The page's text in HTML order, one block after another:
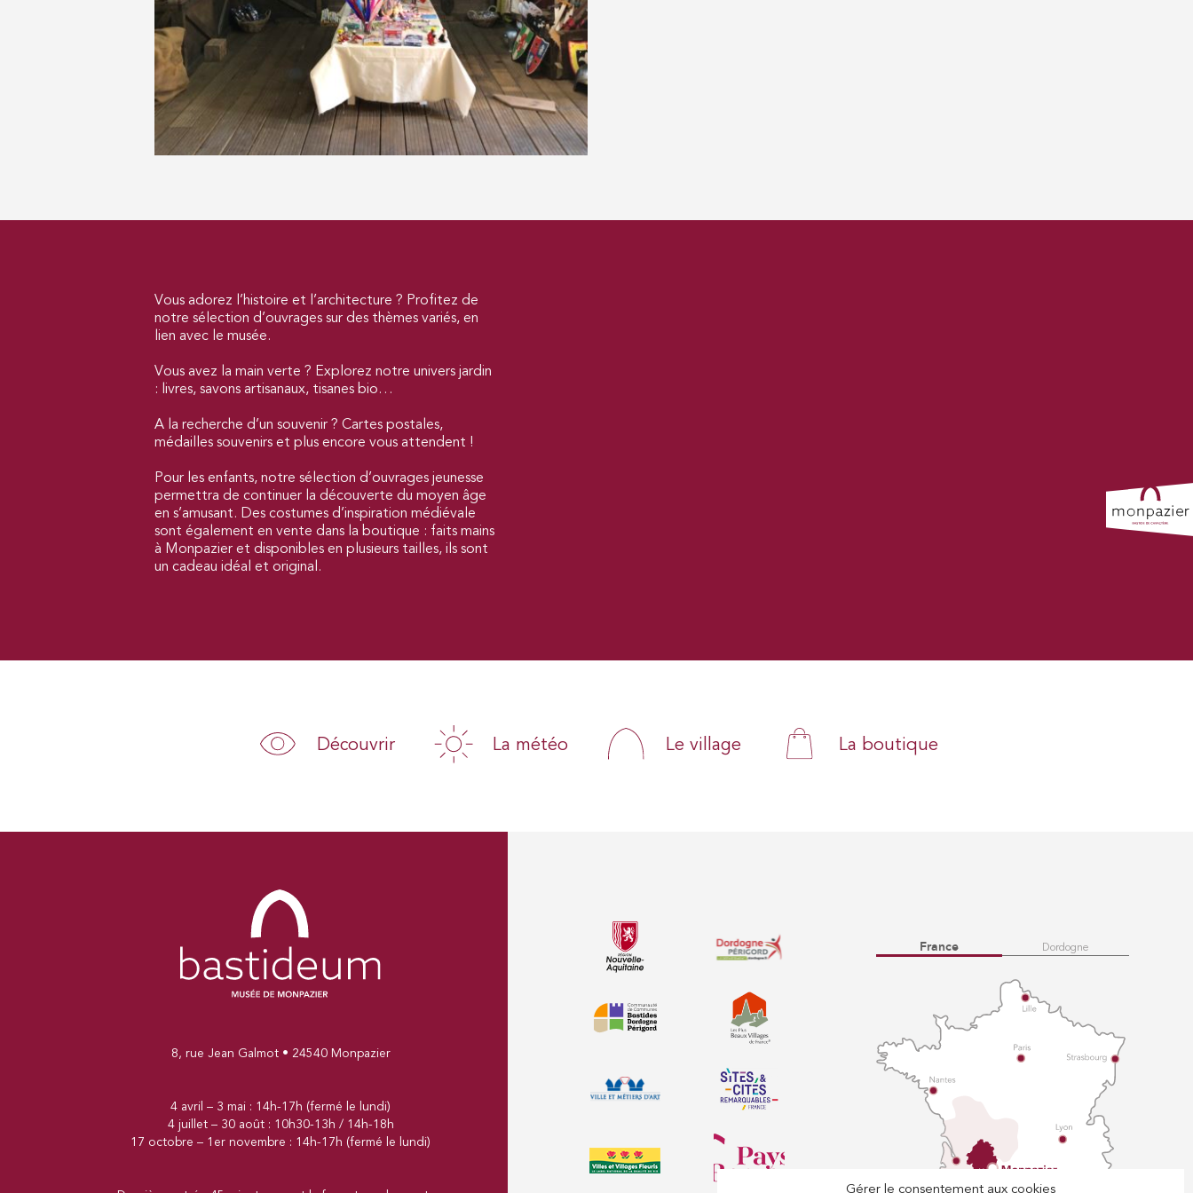
Gérer le consentement aux cookies
Vous adorez l’histoire et l’architecture ? Profitez de
notre sélection d’ouvrages sur des thèmes variés, en
lien avec le musée.
Vous avez la main verte ? Explorez notre univers jardin
: livres, savons artisanaux, tisanes bio…
A la recherche d’un souvenir ? Cartes postales,
médailles souvenirs et plus encore vous attendent !
Pour les enfants, notre sélection d’ouvrages jeunesse
permettra de continuer la découverte du moyen âge
en s’amusant. Des costumes d’inspiration médiévale
sont également en vente dans la boutique : faits mains
à Monpazier et disponibles en plusieurs tailles, ils sont
un cadeau idéal et original.
Découvrir La météo Le village La boutique
8, rue Jean Galmot • 24540 Monpazier
4 avril – 3 mai : 14h-17h (fermé le lundi)
4 juillet – 30 août : 10h30-13h / 14h-18h
17 octobre – 1er novembre : 14h-17h (fermé le lundi)
France Dordogne